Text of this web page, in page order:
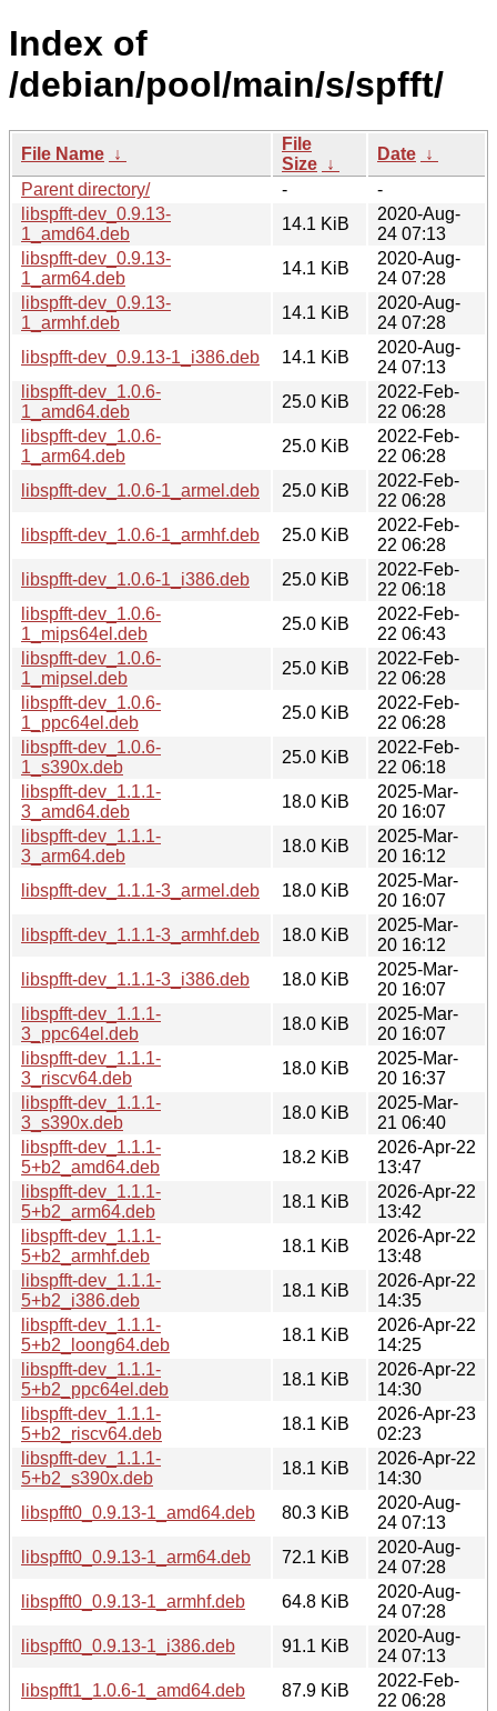
Index of
/debian/pool/main/s/spfft/
File Name ↓
File
Size ↓
Date ↓
Parent directory/
-
-
libspfft-dev_0.9.13-
1_amd64.deb
14.1 KiB
2020-Aug-
24 07:13
libspfft-dev_0.9.13-
1_arm64.deb
14.1 KiB
2020-Aug-
24 07:28
libspfft-dev_0.9.13-
1_armhf.deb
14.1 KiB
2020-Aug-
24 07:28
libspfft-dev_0.9.13-1_i386.deb
14.1 KiB
2020-Aug-
24 07:13
libspfft-dev_1.0.6-
1_amd64.deb
25.0 KiB
2022-Feb-
22 06:28
libspfft-dev_1.0.6-
1_arm64.deb
25.0 KiB
2022-Feb-
22 06:28
libspfft-dev_1.0.6-1_armel.deb
25.0 KiB
2022-Feb-
22 06:28
libspfft-dev_1.0.6-1_armhf.deb
25.0 KiB
2022-Feb-
22 06:28
libspfft-dev_1.0.6-1_i386.deb
25.0 KiB
2022-Feb-
22 06:18
libspfft-dev_1.0.6-
1_mips64el.deb
25.0 KiB
2022-Feb-
22 06:43
libspfft-dev_1.0.6-
1_mipsel.deb
25.0 KiB
2022-Feb-
22 06:28
libspfft-dev_1.0.6-
1_ppc64el.deb
25.0 KiB
2022-Feb-
22 06:28
libspfft-dev_1.0.6-
1_s390x.deb
25.0 KiB
2022-Feb-
22 06:18
libspfft-dev_1.1.1-
3_amd64.deb
18.0 KiB
2025-Mar-
20 16:07
libspfft-dev_1.1.1-
3_arm64.deb
18.0 KiB
2025-Mar-
20 16:12
libspfft-dev_1.1.1-3_armel.deb
18.0 KiB
2025-Mar-
20 16:07
libspfft-dev_1.1.1-3_armhf.deb
18.0 KiB
2025-Mar-
20 16:12
libspfft-dev_1.1.1-3_i386.deb
18.0 KiB
2025-Mar-
20 16:07
libspfft-dev_1.1.1-
3_ppc64el.deb
18.0 KiB
2025-Mar-
20 16:07
libspfft-dev_1.1.1-
3_riscv64.deb
18.0 KiB
2025-Mar-
20 16:37
libspfft-dev_1.1.1-
3_s390x.deb
18.0 KiB
2025-Mar-
21 06:40
libspfft-dev_1.1.1-
5+b2_amd64.deb
18.2 KiB
2026-Apr-22
13:47
libspfft-dev_1.1.1-
5+b2_arm64.deb
18.1 KiB
2026-Apr-22
13:42
libspfft-dev_1.1.1-
5+b2_armhf.deb
18.1 KiB
2026-Apr-22
13:48
libspfft-dev_1.1.1-
5+b2_i386.deb
18.1 KiB
2026-Apr-22
14:35
libspfft-dev_1.1.1-
5+b2_loong64.deb
18.1 KiB
2026-Apr-22
14:25
libspfft-dev_1.1.1-
5+b2_ppc64el.deb
18.1 KiB
2026-Apr-22
14:30
libspfft-dev_1.1.1-
5+b2_riscv64.deb
18.1 KiB
2026-Apr-23
02:23
libspfft-dev_1.1.1-
5+b2_s390x.deb
18.1 KiB
2026-Apr-22
14:30
libspfft0_0.9.13-1_amd64.deb
80.3 KiB
2020-Aug-
24 07:13
libspfft0_0.9.13-1_arm64.deb
72.1 KiB
2020-Aug-
24 07:28
libspfft0_0.9.13-1_armhf.deb
64.8 KiB
2020-Aug-
24 07:28
libspfft0_0.9.13-1_i386.deb
91.1 KiB
2020-Aug-
24 07:13
libspfft1_1.0.6-1_amd64.deb
87.9 KiB
2022-Feb-
22 06:28